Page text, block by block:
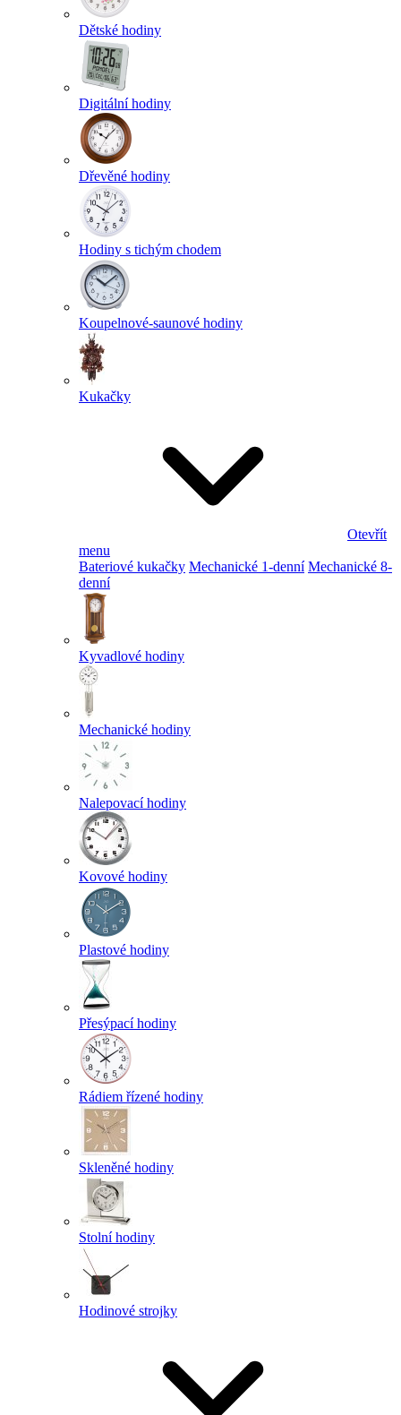
Dětské hodiny
Digitální hodiny
Dřevěné hodiny
Hodiny s tichým chodem
Koupelnové-saunové hodiny
Kukačky
Otevřít
menu
Bateriové kukačky Mechanické 1-denní Mechanické 8-
denní
Kyvadlové hodiny
Mechanické hodiny
Nalepovací hodiny
Kovové hodiny
Plastové hodiny
Přesýpací hodiny
Rádiem řízené hodiny
Skleněné hodiny
Stolní hodiny
Hodinové strojky